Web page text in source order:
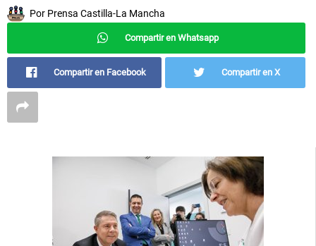
Por Prensa Castilla-La Mancha
Compartir en Whatsapp
Compartir en Facebook Compartir en X